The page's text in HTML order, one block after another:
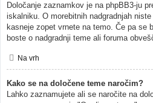
Določanje zaznamkov je na phpBB3-ju
iskalniku. O morebitnih nadgradnjah
kasneje zopet vrnete na temo. Če pa se
boste o nadgradnji teme ali foruma
Na vrh
Kako se na določene teme naročim?
Lahko zaznamujete ali se naročite na